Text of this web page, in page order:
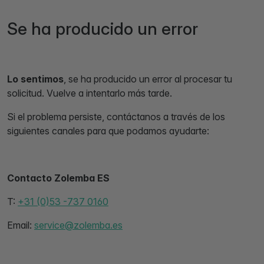
Se ha producido un error
Lo sentimos, se ha producido un error al procesar tu
solicitud. Vuelve a intentarlo más tarde.
Si el problema persiste, contáctanos a través de los
siguientes canales para que podamos ayudarte:
Contacto Zolemba ES
T: +31 (0)53 -737 0160
Email: service@zolemba.es